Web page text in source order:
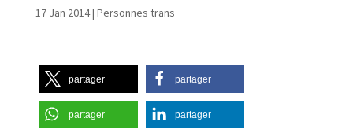
17 Jan 2014| Personnes trans
partager partager
partager partager